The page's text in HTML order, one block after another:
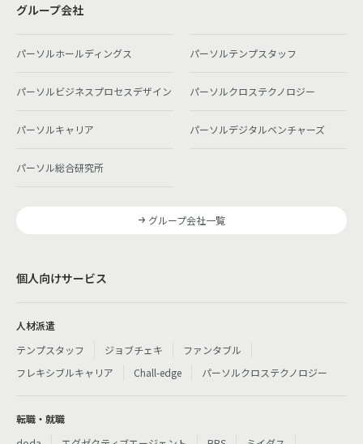
グループ会社
パーソルホールディングス パーソルテンプスタッフ
パーソルビジネスプロセスデザイン パーソルクロステクノロジー
パーソルキャリア パーソルデジタルベンチャーズ
パーソル総合研究所
グループ会社一覧
個人向けサービス
人材派遣
テンプスタッフ
ジョブチェキ
ファンタブル
フレキシブルキャリア
Chall-edge パーソルクロステクノロジー
転職・就職